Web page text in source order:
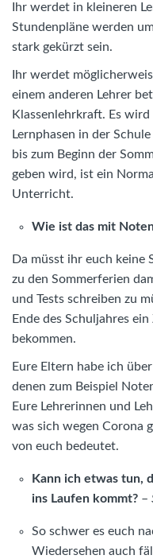
Ihr werdet in kleineren
Stundenpläne werden
stark gekürzt sein.
Ihr werdet
einem anderen Lehrer
Klassenlehrkraft. Es wird
Lernphasen in der
bis zum Beginn der
geben wird, ist ein
Unterricht.
Wie ist das mit
Da müsst ihr euch keine
zu den Sommerferien
und Tests schreiben zu
Ende des Schuljahres
bekommen.
Eure Eltern habe ich
denen zum Beispiel
Eure Lehrerinnen und
was sich wegen Corona
von euch bedeutet.
Kann ich etwas tun,
ins Laufen kommt? –
So schwer es euch
Wiedersehen auch